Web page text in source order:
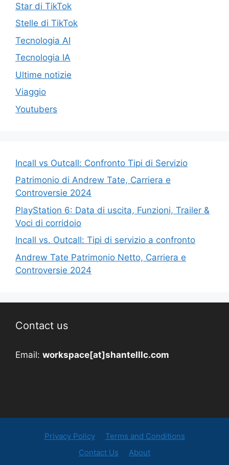
Star di TikTok
Stelle di TikTok
Tecnologia AI
Tecnologia IA
Ultime notizie
Viaggio
Youtubers
Incall vs Outcall: Confronto Tipi di Servizio
Patrimonio di Andrew Tate, Carriera e
Controversie 2024
PlayStation 6: Data di uscita, Funzioni, Trailer &
Voci di corridoio
Incall vs. Outcall: Tipi di servizio a confronto
Andrew Tate Patrimonio Netto, Carriera e
Controversie 2024
Contact us
Email: workspace[at]shantelllc.com
Privacy Policy
Terms and Conditions
Contact Us
About